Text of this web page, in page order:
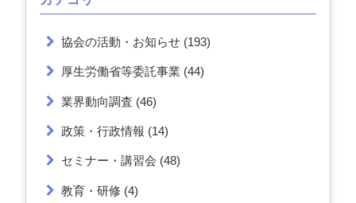
協会の活動・お知らせ(193)
厚生労働省等委託事業 (44)
業界動向調査 (46)
政策・行政情報 (14)
セミナー・講習会 (48)
教育・研修 (4)